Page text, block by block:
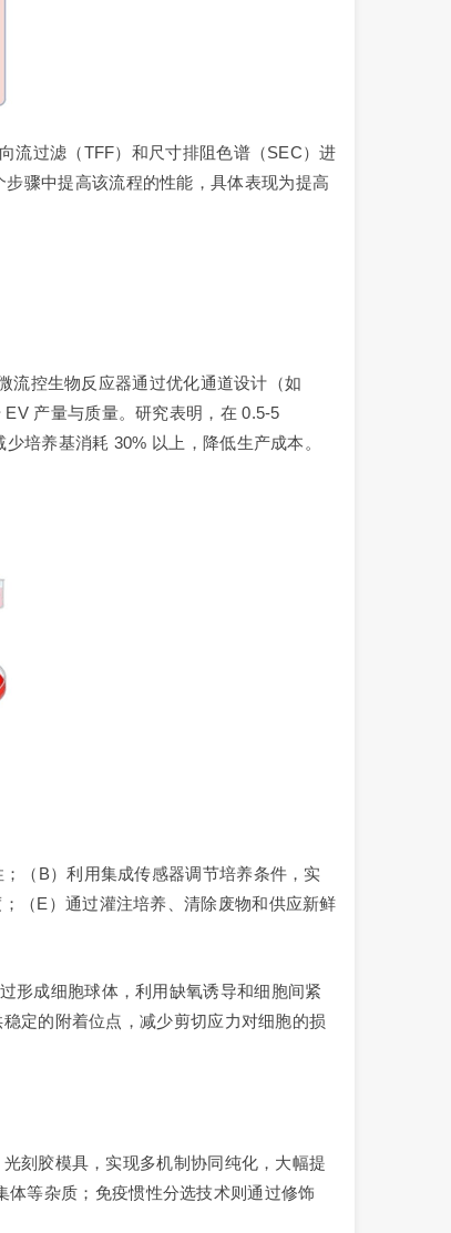
流过滤（TFF）和尺寸排阻色谱（SEC）进
骤中提高该流程的性能，具体表现为提高
流控生物反应器通过优化通道设计（如
产量与质量。研究表明，在 0.5-5
培养基消耗 30% 以上，降低生产成本。
（B）利用集成传感器调节培养条件，实
（E）通过灌注培养、清除废物和供应新鲜
形成细胞球体，利用缺氧诱导和细胞间紧
定的附着位点，减少剪切应力对细胞的损
刻胶模具，实现多机制协同纯化，大幅提
等杂质；免疫惯性分选技术则通过修饰